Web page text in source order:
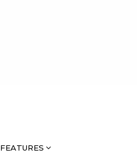
FEATURES